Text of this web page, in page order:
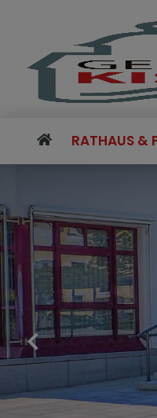
RATHAUS &